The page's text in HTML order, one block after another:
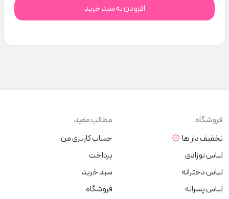
افزودن به سبد خرید
فروشگاه
تخفیف دار ها
لباس نوزادی
لباس دخترانه
لباس پسرانه
مطالب مفید
حساب کاربری من
پرداخت
سبد خرید
فروشگاه